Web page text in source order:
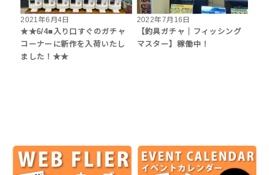
2021年6月4日
★★6/4■入り口すぐのガチャ
コーナーに新作を入荷いたし
ました！★★
2022年7月16日
【釣具ガチャ｜フィッシング
マスター】稼働中！